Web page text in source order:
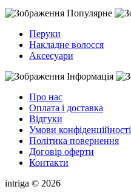
Популярне
Перуки
Накладне волосся
Аксесуари
Інформація
Про нас
Оплата і доставка
Відгуки
Умови конфіденційності
Політика повернення
Договір оферти
Контакти
intriga © 2026